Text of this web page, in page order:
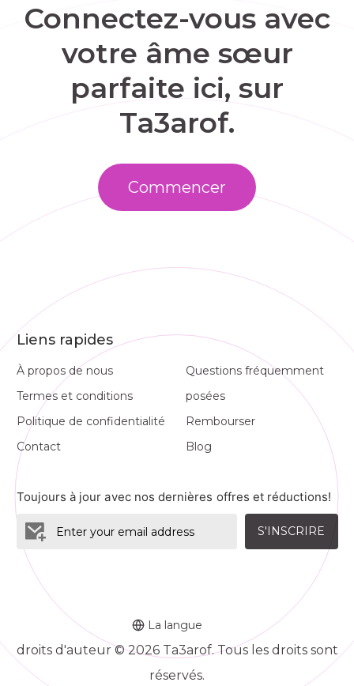
Connectez-vous avec
votre âme sœur
parfaite ici, sur
Ta3arof.
Commencer
Liens rapides
À propos de nous
Termes et conditions
Politique de confidentialité
Contact
Questions fréquemment
posées
Rembourser
Blog
Toujours à jour avec nos dernières offres et réductions!
S'INSCRIRE
La langue
droits d'auteur © 2026 Ta3arof. Tous les droits sont
réservés.